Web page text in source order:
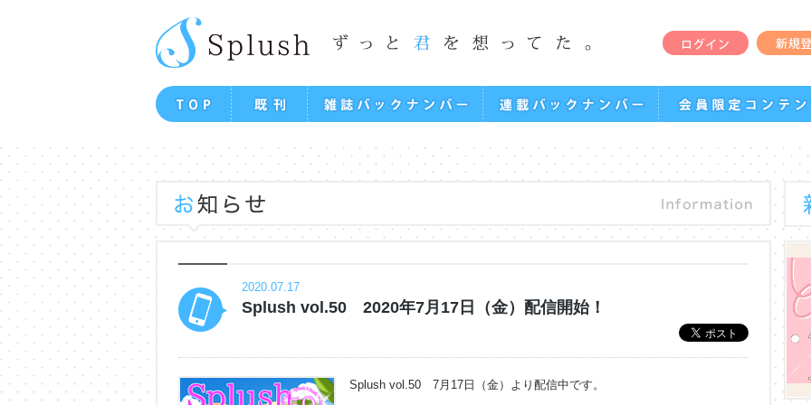
2020.07.17
Splush vol.50 2020年7月17日（金）配信開始！
Splush vol.50 7月17日（金）より配信中です。